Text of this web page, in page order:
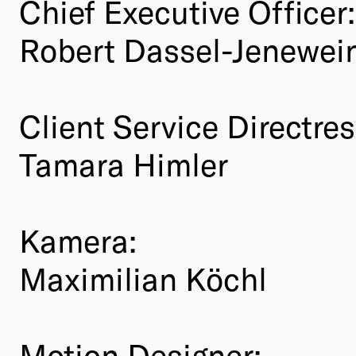
Chief Executive Officer:
Robert Dassel-
Client Service
Tamara Himler
Kamera:
Maximilian Köchl